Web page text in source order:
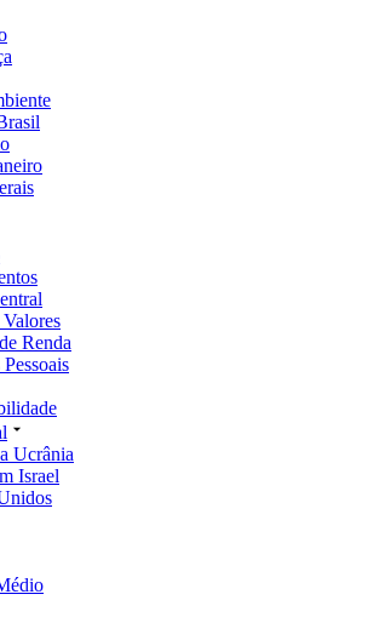
Renda
Ucrânia
Israel